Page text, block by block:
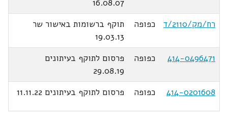
16.08.07
רח/מק/2110/ד
כפופה
תוקף ברשומות באישור שר
19.03.13
414-0496471
כפופה
פרסום לתוקף בעיתונים
29.08.19
414-0201608
כפופה פרסום לתוקף בעיתונים 11.11.22